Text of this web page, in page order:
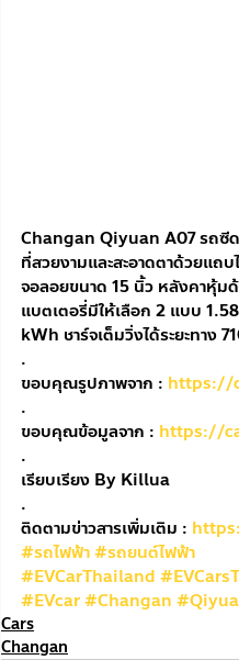
Changan Qiyuan A07 รถซีด
ที่สวยงามและสะอาดตาด้วยแถ
จอลอยขนาด 15 นิ้ว หลังคาหุ้ม
แบตเตอรี่มีให้เลือก 2 แบบ
kWh ชาร์จเต็มวิ่งได้ระยะทาง
.
ขอบคุณรูปภาพจาก : https://
.
ขอบคุณข้อมูลจาก : https://
.
เรียบเรียง By Killua
.
ติดตามข่าวสารเพิ่มเติม :
#รถไฟฟ้า#รถยนต์ไฟฟ้า
#EVCarThailand
#EVcar#Changan
Cars
Changan